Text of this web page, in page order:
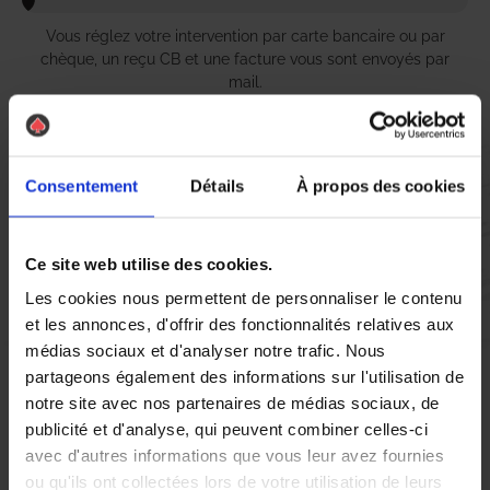
Consentement Détails À propos des cookies
Ce site web utilise des cookies.
Les cookies nous permettent de personnaliser le contenu
et les annonces, d'offrir des fonctionnalités relatives aux
médias sociaux et d'analyser notre trafic. Nous
partageons également des informations sur l'utilisation de
notre site avec nos partenaires de médias sociaux, de
publicité et d'analyse, qui peuvent combiner celles-ci
avec d'autres informations que vous leur avez fournies
ou qu'ils ont collectées lors de votre utilisation de leurs
Vous réglez votre intervention par carte bancaire ou par
chèque, un reçu CB et une facture vous sont envoyés par
mail.
Etape 5 :
Vous évaluez la prestation
Vous recevez une demande d’évaluation de votre expérience
avec l’équipe AS DE PIC.
Nous avons pensé à tout
À Sotteville-lès-Rouen, la présence de nuisibles tels que les